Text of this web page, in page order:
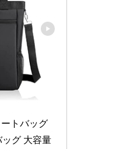
トバッグ
ッグ 大容量